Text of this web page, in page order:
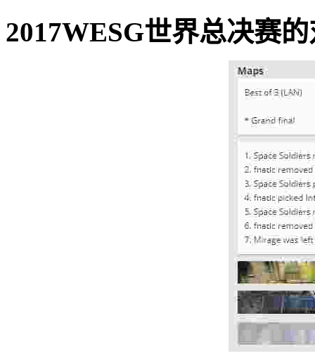
2017WESG世界总决赛